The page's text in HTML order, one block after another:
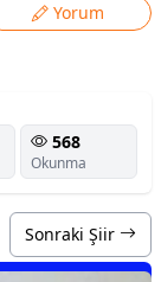
Yorum
568
Okunma
Sonraki Şiir